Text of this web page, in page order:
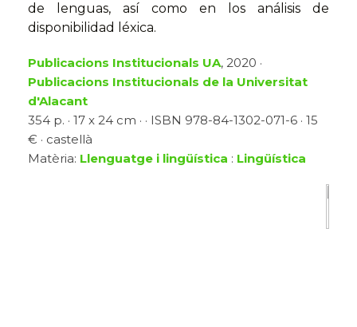
de lenguas, así como en los análisis de
disponibilidad léxica.
Publicacions Institucionals UA, 2020 ·
Publicacions Institucionals de la Universitat
d'Alacant
354 p. · 17 x 24 cm · · ISBN 978-84-1302-071-6 · 15
€ · castellà
Matèria: Llenguatge i lingüística : Lingüística